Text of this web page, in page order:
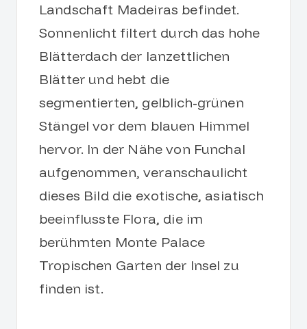
Landschaft Madeiras befindet.
Sonnenlicht filtert durch das hohe
Blätterdach der lanzettlichen
Blätter und hebt die
segmentierten, gelblich-grünen
Stängel vor dem blauen Himmel
hervor. In der Nähe von Funchal
aufgenommen, veranschaulicht
dieses Bild die exotische, asiatisch
beeinflusste Flora, die im
berühmten Monte Palace
Tropischen Garten der Insel zu
finden ist.